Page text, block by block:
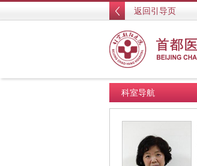
返回引导页
科室导航